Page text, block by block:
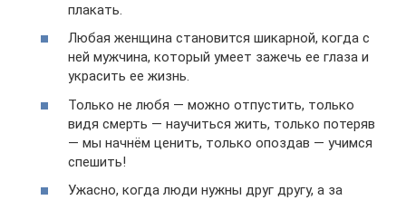
плакать.
Любая женщина становится шикарной, когда с
ней мужчина, который умеет зажечь ее глаза и
украсить ее жизнь.
Только не любя — можно отпустить, только
видя смерть — научиться жить, только потеряв
— мы начнём ценить, только опоздав — учимся
спешить!
Ужасно, когда люди нужны друг другу, а за